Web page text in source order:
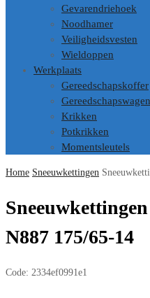
Gevarendriehoek
Noodhamer
Veiligheidsvesten
Wieldoppen
Werkplaats
Gereedschapskoffer
Gereedschapswagen
Krikken
Potkrikken
Momentsleutels
Home Sneeuwkettingen
N887 175/65-14
Code: 2334ef0991e1